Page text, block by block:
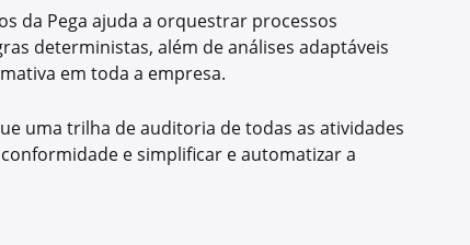
da Pega ajuda a orquestrar processos
deterministas, além de análises adaptáveis
em toda a empresa.
uma trilha de auditoria de todas as atividades
e simplificar e automatizar a